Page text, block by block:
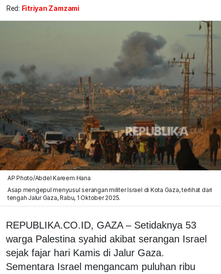
Red: Fitriyan Zamzami
AP Photo/Abdel Kareem Hana
Asap mengepul menyusul serangan militer Israel di Kota Gaza, terlihat dari
tengah Jalur Gaza, Rabu, 1 Oktober 2025.
REPUBLIKA.CO.ID, GAZA – Setidaknya 53
warga Palestina syahid akibat serangan Israel
sejak fajar hari Kamis di Jalur Gaza.
Sementara Israel mengancam puluhan ribu